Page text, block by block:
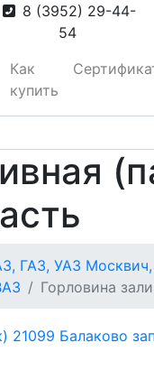
8 (3952) 29-44-
54
Как
купить
ГАЗ, УАЗ
Горловина